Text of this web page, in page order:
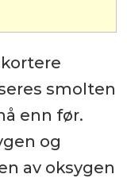
smolten
enn før.
og
av oksygen